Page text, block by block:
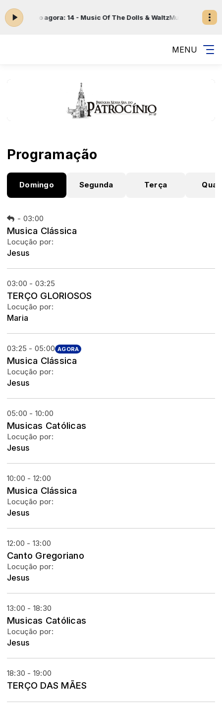
- Tocando agora: 14 - Music Of The Dolls & WaltzMusica Clássica
MENU
Programação
Domingo Segunda Terça
- 03:00
Musica Clássica
Locução por:
Jesus
03:00 - 03:25
TERÇO GLORIOSOS
Locução por:
Maria
03:25 - 05:00 AGORA
Musica Clássica
Locução por:
Jesus
05:00 - 10:00
Musicas Católicas
Locução por:
Jesus
10:00 - 12:00
Musica Clássica
Locução por:
Jesus
12:00 - 13:00
Canto Gregoriano
Locução por:
Jesus
13:00 - 18:30
Musicas Católicas
Locução por:
Jesus
18:30 - 19:00
TERÇO DAS MÃES